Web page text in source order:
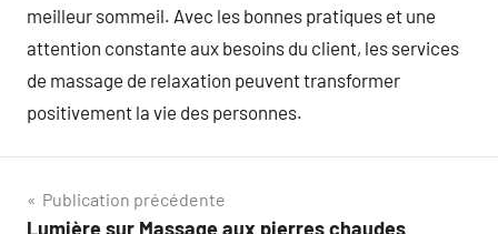
meilleur sommeil. Avec les bonnes pratiques et une
attention constante aux besoins du client, les services
de massage de relaxation peuvent transformer
positivement la vie des personnes.
Navigation
Publication précédente
Lumière sur Massage aux pierres chaudes